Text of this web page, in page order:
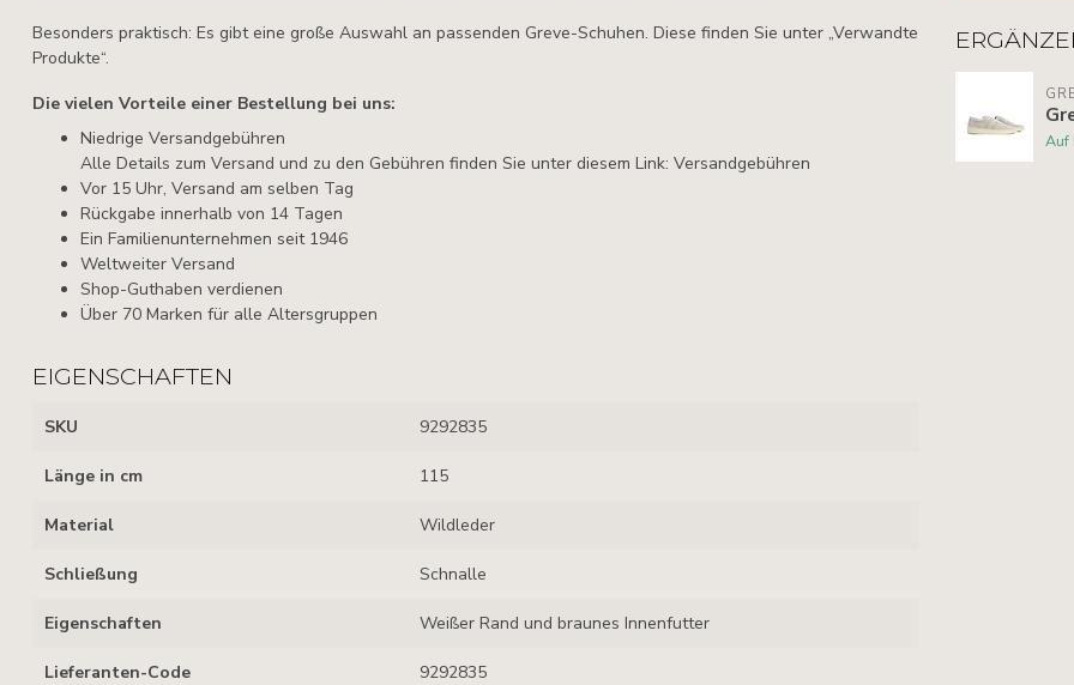
Besonders praktisch: Es gibt eine große Auswahl an passenden Greve-Schuhen. Diese finden Sie unter „Verwandte
Produkte“.
Die vielen Vorteile einer Bestellung bei uns:
Niedrige Versandgebühren
Alle Details zum Versand und zu den Gebühren finden Sie unter diesem Link: Versandgebühren
Vor 15 Uhr, Versand am selben Tag
Rückgabe innerhalb von 14 Tagen
Ein Familienunternehmen seit 1946
Weltweiter Versand
Shop-Guthaben verdienen
Über 70 Marken für alle Altersgruppen
EIGENSCHAFTEN
SKU 9292835
Länge in cm 115
Material Wildleder
Schließung Schnalle
Eigenschaften Weißer Rand und braunes Innenfutter
Lieferanten-Code 9292835
Auf